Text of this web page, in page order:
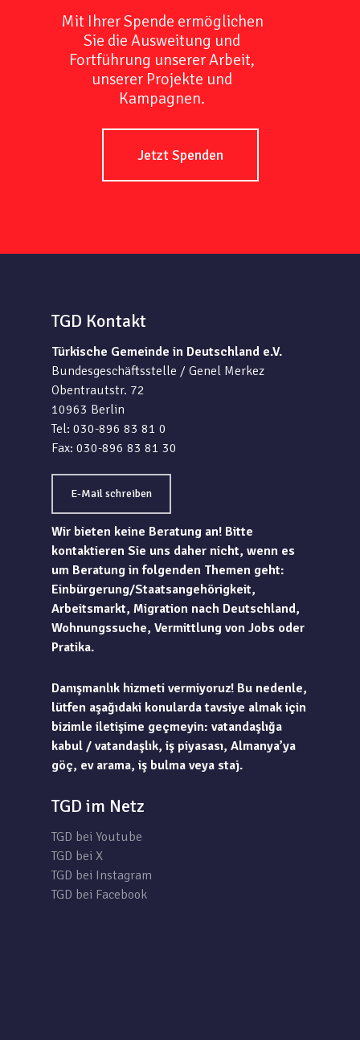
Mit Ihrer Spende ermöglichen
Sie die Ausweitung und
Fortführung unserer Arbeit,
unserer Projekte und
Kampagnen.
Jetzt Spenden
TGD Kontakt
Türkische Gemeinde in Deutschland e.V.
Bundesgeschäftsstelle / Genel Merkez
Obentrautstr. 72
10963 Berlin
Tel: 030-896 83 81 0
Fax: 030-896 83 81 30
E-Mail schreiben
Wir bieten keine Beratung an! Bitte
kontaktieren Sie uns daher nicht, wenn es
um Beratung in folgenden Themen geht:
Einbürgerung/Staatsangehörigkeit,
Arbeitsmarkt, Migration nach Deutschland,
Wohnungssuche, Vermittlung von Jobs oder
Pratika.
Danışmanlık hizmeti vermiyoruz! Bu nedenle,
lütfen aşağıdaki konularda tavsiye almak için
bizimle iletişime geçmeyin: vatandaşlığa
kabul / vatandaşlık, iş piyasası, Almanya’ya
göç, ev arama, iş bulma veya staj.
TGD im Netz
TGD bei Youtube
TGD bei X
TGD bei Instagram
TGD bei Facebook